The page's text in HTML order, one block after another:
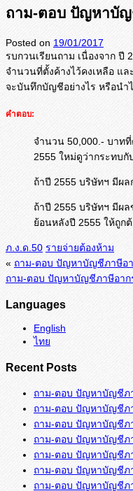
ถาม-ตอบ ปัญหาบั
Posted on 19/01/2017
รบกวนเรียนถาม เนื่องจาก ปี
จำนวนที่ตั้งค้างไว้คงเหลือ แ
จะบันทึกบัญชีอย่างไร หรือนำ
คำตอบ:
จำนวน 50,000.- บาท
2555 ใหม่ดูว่ากระทบ
ถ้าปี 2555 บริษัทฯ มีผล
ถ้าปี 2555 บริษัทฯ มีผ
ย้อนหลังปี 2555 ให้ถูก
ภ.ง.ด.50 รายจ่ายต้องห้าม
« ถาม-ตอบ ปัญหาบัญชีภาษีอ
ถาม-ตอบ ปัญหาบัญชีภาษีอาก
Languages
English
ไทย
Recent Posts
ถาม-ตอบ ปัญหาบัญชีภ
ถาม-ตอบ ปัญหาบัญชีภ
ถาม-ตอบ ปัญหาบัญชีภ
ถาม-ตอบ ปัญหาบัญชีภ
ถาม-ตอบ ปัญหาบัญชีภ
ถาม-ตอบ ปัญหาบัญชีภ
ถาม-ตอบ ปัญหาบัญชีภ